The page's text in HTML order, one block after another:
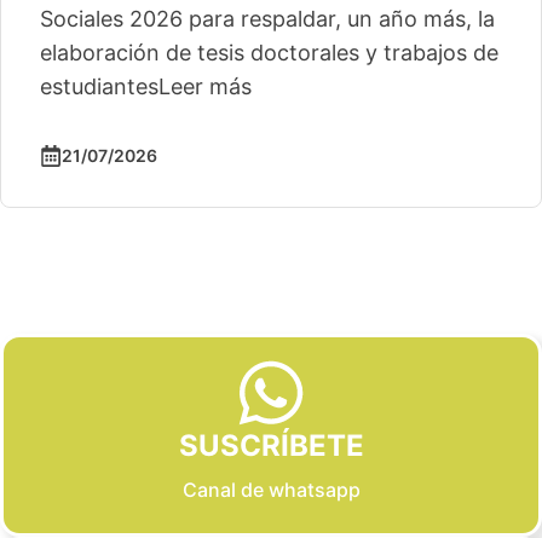
Sociales 2026 para respaldar, un año más, la
elaboración de tesis doctorales y trabajos de
estudiantesLeer más
21/07/2026
SUSCRÍBETE
Canal de whatsapp